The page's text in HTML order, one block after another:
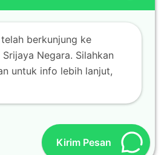
Kirim Pesan
berkunjung ke
Negara. Silahkan
untuk info lebih lanjut,